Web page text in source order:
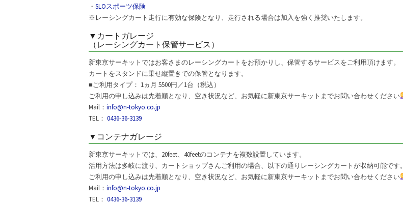
・ SLOスポーツ保険
※レーシングカート走行に有効な保険となり、走行される場合は加入を強く推奨いたします。
▼カートガレージ
（レーシングカート保管サービス）
新東京サーキットではお客さまのレーシングカートをお預かりし、保管するサービスをご利用頂けます。
カートをスタンドに乗せ縦置きでの保管となります。
■ご利用タイプ： 1ヵ月 5500円／1台（税込）
ご利用の申し込みは先着順となり、空き状況など、お気軽に新東京サーキットまでお問い合わせください
Mail： info@n-tokyo.co.jp
TEL： 0436-36-3139
▼コンテナガレージ
新東京サーキットでは、20feet、40feetのコンテナを複数設置しています。
活用方法は多岐に渡り、カートショップさんご利用の場合、以下の通りレーシングカートが収納可能です。
ご利用の申し込みは先着順となり、空き状況など、お気軽に新東京サーキットまでお問い合わせください
Mail： info@n-tokyo.co.jp
TEL： 0436-36-3139